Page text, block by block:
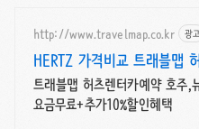
http://www.travelmap.co.kr 광고
HERTZ 가격비교 트래블맵
10% 추가 할인
트래블맵 허츠렌터카예약 호주,
요금무료+추가10%할인혜택